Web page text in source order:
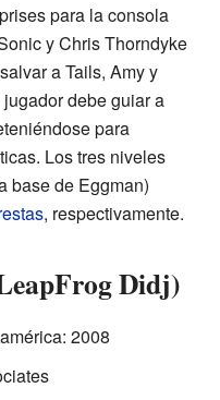
para la consola
y Chris Thorndyke
a Tails, Amy y
jugador debe guiar a
para
Los tres niveles
base de Eggman)
, respectivamente.
Didj)
2008